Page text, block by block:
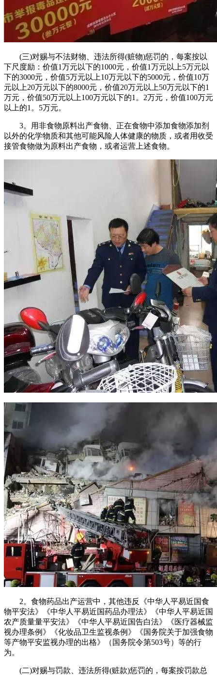
(三)对赐与不法财物、违法所得(赃物)惩罚的，每案按以
下尺度励：价值1万元以下的1000元，价值1万元以上5万元以
下的3000元，价值5万元以上10万元以下的5000元，价值10万
元以上20万元以下的8000元，价值20万元以上50万元以下的1
万元，价值50万元以上100万元以下的1。2万元，价值100万元
以上的1。5万元。
3。用非食物原料出产食物、正在食物中添加食物添加剂
以外的化学物质和其他可能风险人体健康的物质，或者用收受
接管食物做为原料出产食物，或者运营上述食物。
2。食物药品出产运营中，其他违反《中华人平易近国食
物平安法》《中华人平易近国药品办理法》《中华人平易近国
农产质量量平安法》《中华人平易近国告白法》《医疗器械监
视办理条例》《化妆品卫生监视条例》《国务院关于加强食物
等产物平安监视办理的出格》（国务院令第503号）等的行
为。
(二)对赐与罚款、违法所得(赃款)惩罚的，每案按罚款总